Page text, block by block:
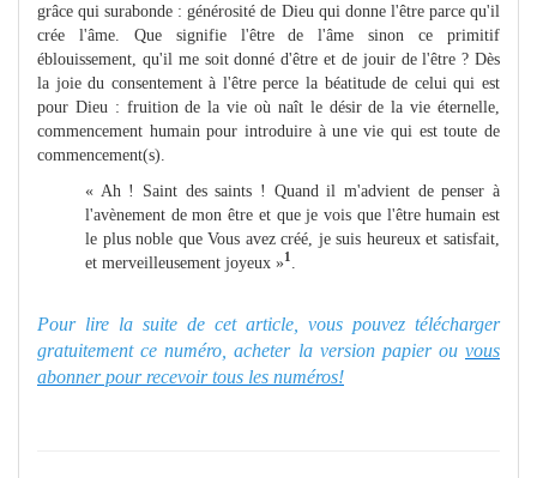
grâce qui surabonde : générosité de Dieu qui donne l'être parce qu'il
crée l'âme. Que signifie l'être de l'âme sinon ce primitif
éblouissement, qu'il me soit donné d'être et de jouir de l'être ? Dès
la joie du consentement à l'être perce la béatitude de celui qui est
pour Dieu : fruition de la vie où naît le désir de la vie éternelle,
commencement humain pour introduire à une vie qui est toute de
commencement(s).
« Ah ! Saint des saints ! Quand il m'advient de penser à
l'avènement de mon être et que je vois que l'être humain est
le plus noble que Vous avez créé, je suis heureux et satisfait,
et merveilleusement joyeux »1
Pour lire la suite de cet article, vous pouvez télécharger
gratuitement ce numéro, acheter la version papier ou vous
abonner pour recevoir tous les numéros!